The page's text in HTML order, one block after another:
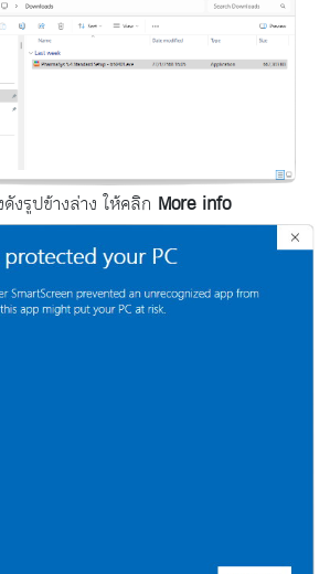
งรูปข้างล่าง ให้คลิก More info